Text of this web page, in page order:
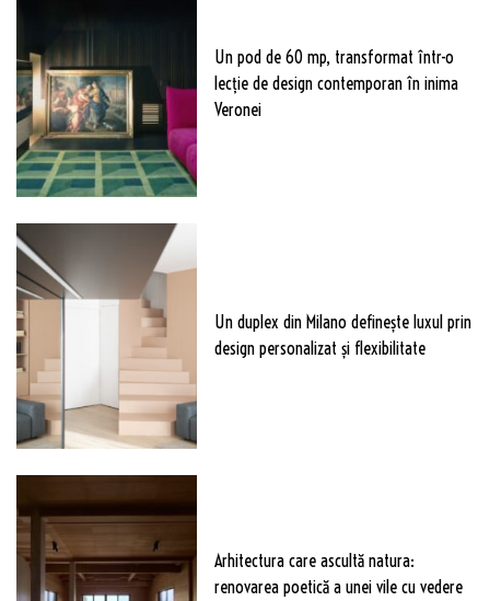
Un pod de 60 mp, transformat într-o
lecție de design contemporan în inima
Veronei
Un duplex din Milano definește luxul prin
design personalizat și flexibilitate
Arhitectura care ascultă natura:
renovarea poetică a unei vile cu vedere